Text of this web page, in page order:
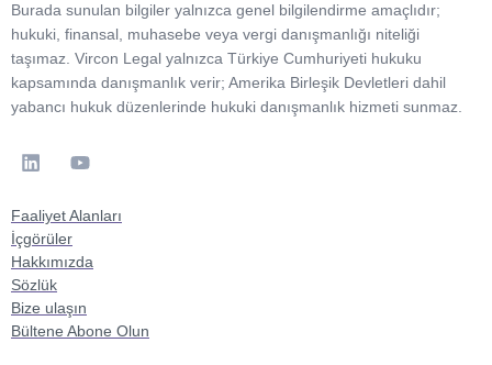
Burada sunulan bilgiler yalnızca genel bilgilendirme amaçlıdır;
hukuki, finansal, muhasebe veya vergi danışmanlığı niteliği
taşımaz. Vircon Legal yalnızca Türkiye Cumhuriyeti hukuku
kapsamında danışmanlık verir; Amerika Birleşik Devletleri dahil
yabancı hukuk düzenlerinde hukuki danışmanlık hizmeti sunmaz.
Faaliyet Alanları
İçgörüler
Hakkımızda
Sözlük
Bize ulaşın
Bültene Abone Olun